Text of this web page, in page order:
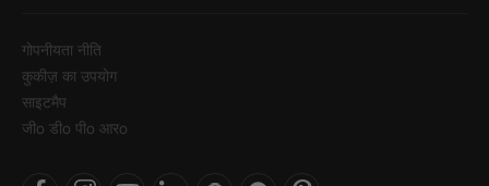
गोपनीयता नीति
कुकीज़ का उपयोग
साइटमैप
जीo डीo पीo आरo